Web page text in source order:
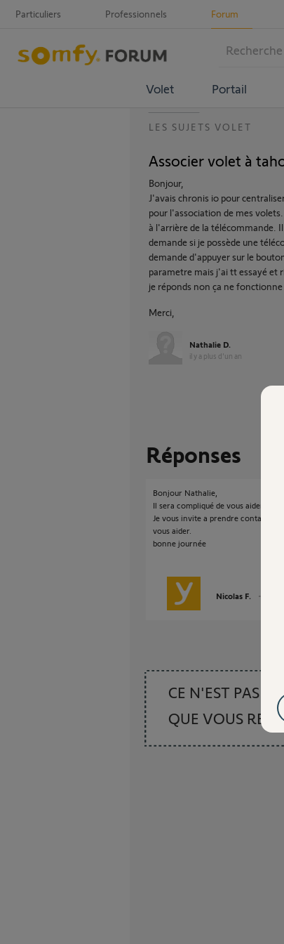
Particuliers Professionnels Forum
Volet Portail
LES SUJETS VOLET
Associer volet à
Bonjour,
J'avais chronis io pour
pour l'association de mes
à l'arrière de la télécommande.
demande si je possède une
demande d'appuyer sur le
parametre mais j'ai tt essayé et
je réponds non ça ne fonctionne
Merci,
Nathalie D.
il y a plus d'un an
Réponses
Bonjour Nathalie,
Il sera compliqué de vous aider par
Je vous invite a prendre contact
vous aider.
bonne journée
Nicolas F. il y
CE N'EST PAS CE
QUE VOUS